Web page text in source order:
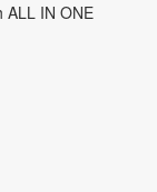
ALL IN ONE